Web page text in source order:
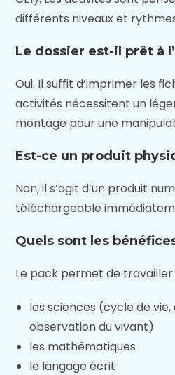
différents niveaux et
Le dossier est-il prêt à
Oui. Il suffit d’imprimer les
activités nécessitent un
montage pour une
Est-ce un produit
Non, il s’agit d’un produit
téléchargeable
Quels sont les
Le pack permet de
les sciences (cycle de
observation du vivant)
les mathématiques
le langage écrit